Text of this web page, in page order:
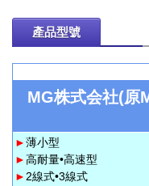
產品型號
MG株式会社(原
►薄小型
►高耐量•高速型
►2線式•3線式